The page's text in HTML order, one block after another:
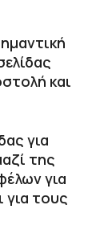
και
για
της
για
για τους